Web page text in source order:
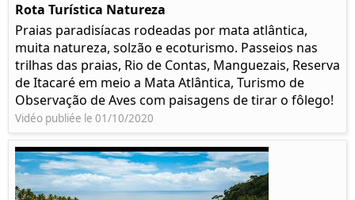
Rota Turística Natureza
Praias paradisíacas rodeadas por mata atlântica,
muita natureza, solzão e ecoturismo. Passeios nas
trilhas das praias, Rio de Contas, Manguezais, Reserva
de Itacaré em meio a Mata Atlântica, Turismo de
Observação de Aves com paisagens de tirar o fôlego!
Vidéo publiée le 01/10/2020